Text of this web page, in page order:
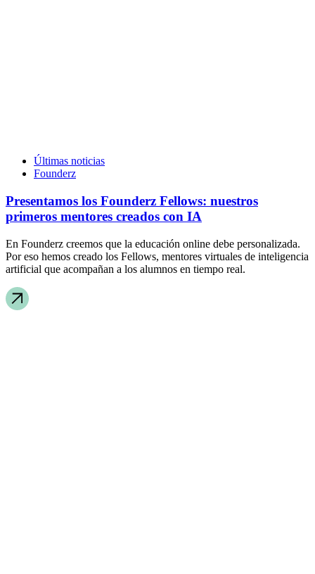
Últimas noticias
Founderz
Presentamos los Founderz Fellows: nuestros
primeros mentores creados con IA
En Founderz creemos que la educación online debe personalizada.
Por eso hemos creado los Fellows, mentores virtuales de inteligencia
artificial que acompañan a los alumnos en tiempo real.